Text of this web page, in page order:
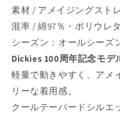
素材 / アメイジングスト
混率 / 綿97％・ポリウレ
シーズン：オールシーズ
Dickies 100周年記念モデ
軽量で動きやすく、アメ
リーな着用感。
クールテーパードシルエ